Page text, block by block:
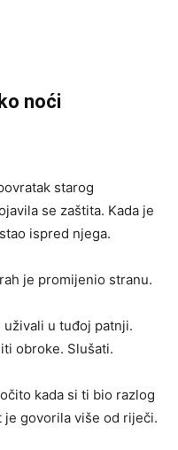
noći
starog
se zaštita. Kada je
ispred njega.
je promijenio stranu.
u tuđoj patnji.
obroke. Slušati.
kada si ti bio razlog
govorila više od riječi.